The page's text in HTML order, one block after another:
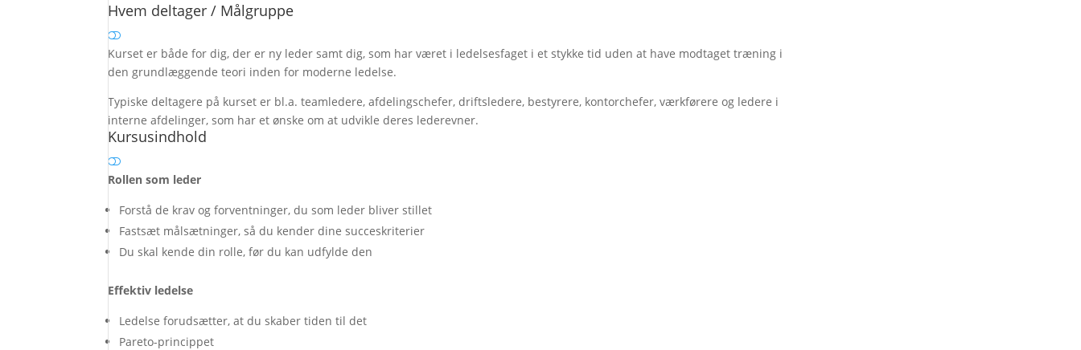
Hvem deltager / Målgruppe
Kurset er både for dig, der er ny leder samt dig, som har været i ledelsesfaget i et stykke tid uden at have modtaget træning i
den grundlæggende teori inden for moderne ledelse.
Typiske deltagere på kurset er bl.a. teamledere, afdelingschefer, driftsledere, bestyrere, kontorchefer, værkførere og ledere i
interne afdelinger, som har et ønske om at udvikle deres lederevner.
Kursusindhold
Rollen som leder
Forstå de krav og forventninger, du som leder bliver stillet
Fastsæt målsætninger, så du kender dine succeskriterier
Du skal kende din rolle, før du kan udfylde den
Effektiv ledelse
Ledelse forudsætter, at du skaber tiden til det
Pareto-princippet